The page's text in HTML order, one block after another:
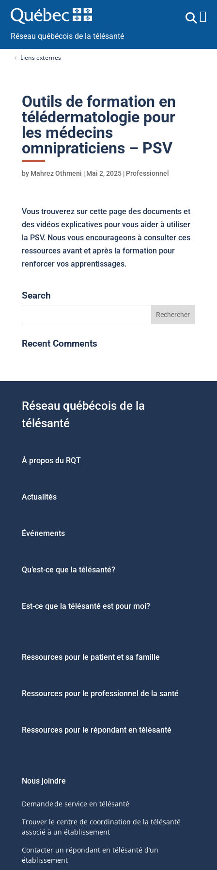
Réseau québécois de la télésanté
Liens externes
Outils de formation en
télédermatologie pour
les médecins
omnipraticiens – PSV
by Mahrez Othmeni | Mai 2, 2025| Professionnel
Vous trouverez sur cette page des documents et
des vidéos explicatives pour vous aider à utiliser
la PSV. Nous vous encourageons à consulter ces
ressources avant et après la formation pour
renforcer vos apprentissages.
Search
Recent Comments
Réseau québécois de la
télésanté
À propos du RQT
Actualités
Événements
Qu’est-ce que la télésanté?
Est-ce que la télésanté est pour moi?
Ressources pour le patient et sa famille
Ressources pour le professionnel de la santé
Ressources pour le répondant en télésanté
Nous joindre
Demande de service en télésanté
Trouver le centre de coordination de la télésanté
associé à un établissement
Contacter un répondant en télésanté d’un
établissement